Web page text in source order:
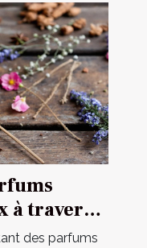
à travers
des parfums